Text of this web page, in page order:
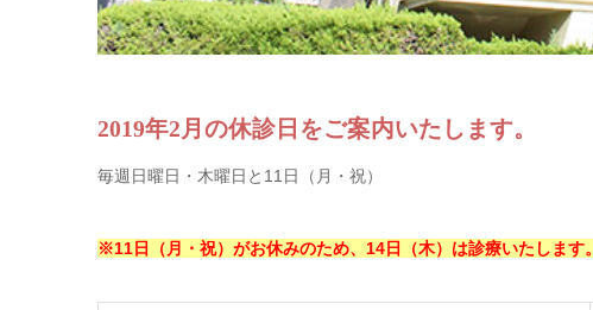
2019年2月の休診日をご案内いたします。
毎週日曜日・木曜日と11日（月・祝）
※11日（月・祝）がお休みのため、14日（木）は診療いたします。